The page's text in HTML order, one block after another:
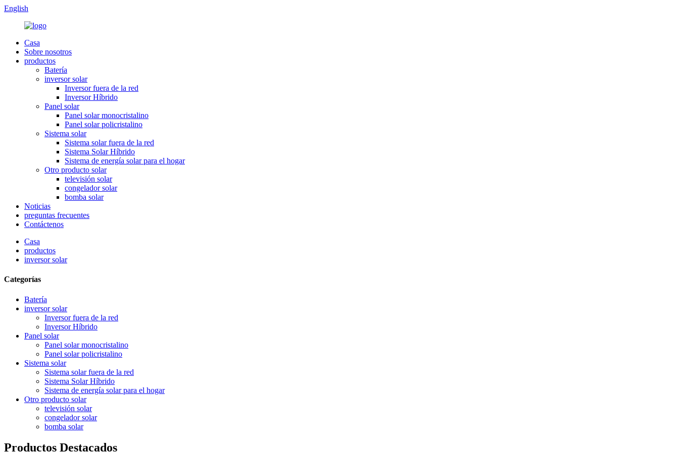
English
Casa
Sobre nosotros
productos
Batería
inversor solar
Inversor fuera de la red
Inversor Híbrido
Panel solar
Panel solar monocristalino
Panel solar policristalino
Sistema solar
Sistema solar fuera de la red
Sistema Solar Híbrido
Sistema de energía solar para el hogar
Otro producto solar
televisión solar
congelador solar
bomba solar
Noticias
preguntas frecuentes
Contáctenos
Casa
productos
inversor solar
Categorías
Batería
inversor solar
Inversor fuera de la red
Inversor Híbrido
Panel solar
Panel solar monocristalino
Panel solar policristalino
Sistema solar
Sistema solar fuera de la red
Sistema Solar Híbrido
Sistema de energía solar para el hogar
Otro producto solar
televisión solar
congelador solar
bomba solar
Productos Destacados